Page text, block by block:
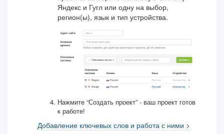
Яндекс и Гугл или одну на выбор,
регион(ы), язык и тип устройства.
Нажмите “Создать проект” - ваш проект готов
к работе!
Добавление ключевых слов и работа с ними >